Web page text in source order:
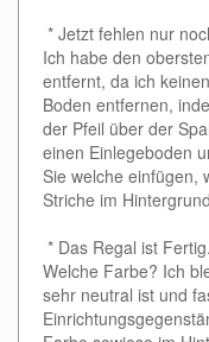
* Jetzt fehlen nur
Ich habe den
entfernt, da ich
Boden entfernen,
der Pfeil über der
einen Einlegeboden
Sie welche einfügen,
Striche im
* Das Regal ist
Welche Farbe? Ich
sehr neutral ist und